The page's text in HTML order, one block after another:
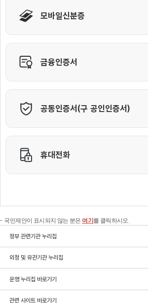
국민제안이 표시되지 않는 분은 여기 를 클릭하시오.
정부 관련기관 누리집
외청 및 유관기관 누리집
운영 누리집 바로가기
관련 사이트 바로가기